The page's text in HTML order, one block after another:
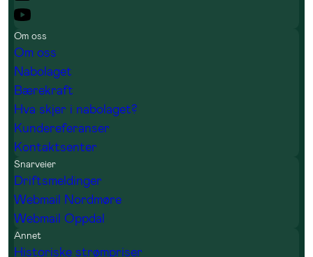
Om oss
Om oss
Nabolaget
Bærekraft
Hva skjer i nabolaget?
Kundereferanser
Kontaktsenter
Snarveier
Driftsmeldinger
Webmail Nordmøre
Webmail Oppdal
Annet
Historiske strømpriser